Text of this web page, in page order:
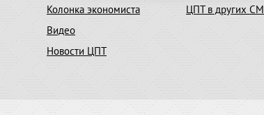
Колонка экономиста
Видео
Новости ЦПТ
ЦПТ в других